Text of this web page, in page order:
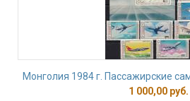
Монголия 1984 г. Пассажирские
1 000,00 руб.